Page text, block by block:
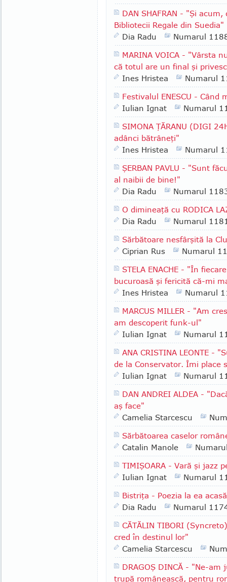
DAN SHAFRAN - "Şi
Bibliotecii Regale din Suedia"
Dia Radu
Numarul
MARINA VOICA - "Vârsta
că totul are un final şi
Ines Hristea
Numarul
Festivalul ENESCU - Când
Iulian Ignat
Numarul
SIMONA ŢĂRANU (DIGI
adânci bătrâneţi"
Ines Hristea
Numarul
ŞERBAN PAVLU - "Sunt
al naibii de bine!"
Dia Radu
Numarul
O dimineaţă cu RODICA
Dia Radu
Numarul
Sărbătoare nesfârşită la
Ciprian Rus
Numarul
STELA ENACHE - "În
bucuroasă şi fericită că-mi
Ines Hristea
Numarul
MARCUS MILLER - "Am
am descoperit funk-ul"
Iulian Ignat
Numarul
ANA CRISTINA LEONTE -
de la Conservator. Îmi place
Iulian Ignat
Numarul
DAN ANDREI ALDEA -
aş face"
Camelia Starcescu
Sărbătoarea caselor
Catalin Manole
TIMIŞOARA - Vară şi jazz
Iulian Ignat
Numarul
Bistriţa - Poezia la ea acasă
Dia Radu
Numarul
CĂTĂLIN TIBORI
cred în destinul lor"
Camelia Starcescu
DRAGOŞ DINCĂ - "Ne-
trupă românească, pentru